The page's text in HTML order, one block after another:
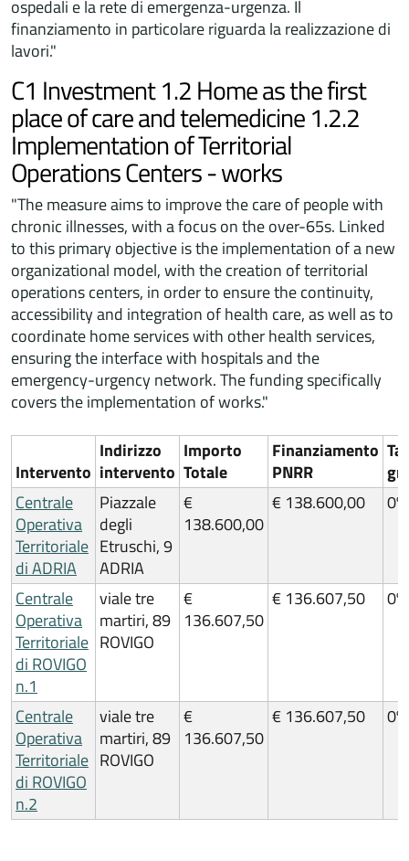
ospedali e la rete di emergenza-urgenza. Il
finanziamento in particolare riguarda la realizzazione di
lavori."
C1 Investment 1.2 Home as the first
place of care and telemedicine 1.2.2
Implementation of Territorial
Operations Centers - works
"The measure aims to improve the care of people with
chronic illnesses, with a focus on the over-65s. Linked
to this primary objective is the implementation of a new
organizational model, with the creation of territorial
operations centers, in order to ensure the continuity,
accessibility and integration of health care, as well as to
coordinate home services with other health services,
ensuring the interface with hospitals and the
emergency-urgency network. The funding specifically
covers the implementation of works."
Intervento
Indirizzo
intervento
Importo
Totale
Finanziamento
PNRR
Centrale
Operativa
Territoriale
di ADRIA
Piazzale
degli
Etruschi, 9
ADRIA
€
138.600,00
€ 138.600,00 0%
Centrale
Operativa
Territoriale
di ROVIGO
n.1
viale tre
martiri, 89
ROVIGO
€
136.607,50
€ 136.607,50 0%
Centrale
Operativa
Territoriale
di ROVIGO
n.2
viale tre
martiri, 89
ROVIGO
€
136.607,50
€ 136.607,50 0%